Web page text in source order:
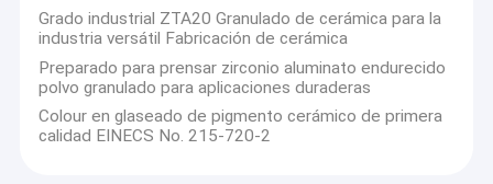
Grado industrial ZTA20 Granulado de cerámica para la
industria versátil Fabricación de cerámica
Preparado para prensar zirconio aluminato endurecido
polvo granulado para aplicaciones duraderas
Colour en glaseado de pigmento cerámico de primera
calidad EINECS No. 215-720-2